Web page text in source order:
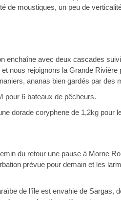
de moustiques, un peu de
enchaîne avec deux cascades
nous rejoignons la Grande Rivière
ananas bien gardés par des
pour 6 bateaux de pêcheurs.
dorade coryphene de 1,2kg pour
du retour une pause à Morne
prévue pour demain et les
de l’île est envahie de Sargas,